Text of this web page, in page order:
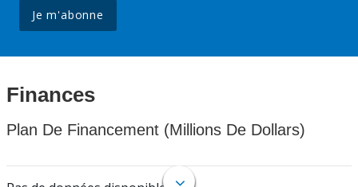
Je m'abonne
Finances
Plan De Financement (Millions De Dollars)